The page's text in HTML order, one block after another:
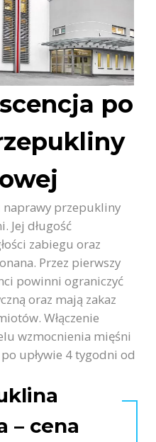
po
przepukliny
Jej długość
zabiegu oraz
Przez pierwszy
powinni ograniczyć
oraz mają zakaz
Włączenie
wzmocnienia mięśni
upływie 4 tygodni od
– cena